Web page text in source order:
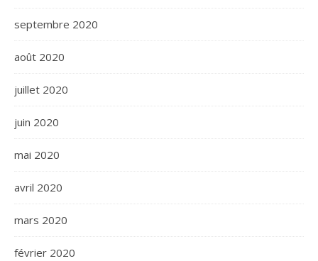
septembre 2020
août 2020
juillet 2020
juin 2020
mai 2020
avril 2020
mars 2020
février 2020